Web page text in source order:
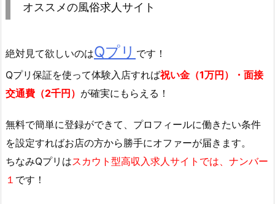
オススメの風俗求人サイト
絶対見て欲しいのはQプリ です！
Qプリ保証を使って体験入店すれば祝い金（1万円）・面接
交通費（2千円） が確実にもらえる！
無料で簡単に登録ができて、プロフィールに働きたい条件
を設定すればお店の方から勝手にオファーが届きます。
ちなみQプリはスカウト型高収入求人サイトでは、ナンバー
１ です！